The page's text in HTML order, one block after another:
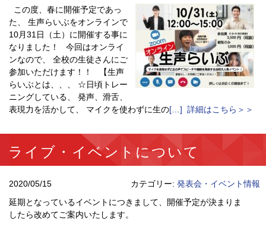
この度、春に開催予定であっ
た、 生声らいぶをオンラインで‪
10月31日（土）‬に開催する事に
なりました！ 今回はオンライ
ンなので、 全校の生徒さんにご
参加いただけます！！ 【生声
らいぶとは、、、 ☆日頃トレー
ニングしている、 発声、滑舌、
表現力を活かして、 マイクを使わずに生の[…] 詳細はこちら＞＞
ライブ・イベントについて
2020/05/15 カテゴリー: 発表会・イベント情報
延期となっているイベントにつきまして、開催予定が決まりま
したら改めてご案内いたします。